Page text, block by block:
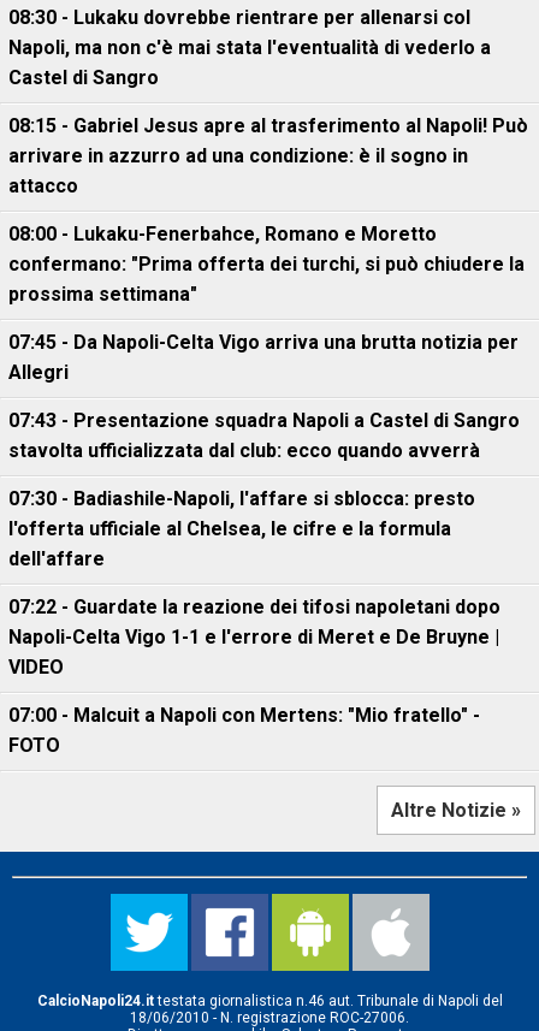
08:30 - Lukaku dovrebbe rientrare per allenarsi col
Napoli, ma non c'è mai stata l'eventualità di vederlo a
Castel di Sangro
08:15 - Gabriel Jesus apre al trasferimento al Napoli! Può
arrivare in azzurro ad una condizione: è il sogno in
attacco
08:00 - Lukaku-Fenerbahce, Romano e Moretto
confermano: "Prima offerta dei turchi, si può chiudere la
prossima settimana"
07:45 - Da Napoli-Celta Vigo arriva una brutta notizia per
Allegri
07:43 - Presentazione squadra Napoli a Castel di Sangro
stavolta ufficializzata dal club: ecco quando avverrà
07:30 - Badiashile-Napoli, l'affare si sblocca: presto
l'offerta ufficiale al Chelsea, le cifre e la formula
dell'affare
07:22 - Guardate la reazione dei tifosi napoletani dopo
Napoli-Celta Vigo 1-1 e l'errore di Meret e De Bruyne |
VIDEO
07:00 - Malcuit a Napoli con Mertens: "Mio fratello" -
FOTO
Altre Notizie »
CalcioNapoli24.ittestata giornalistica n.46 aut. Tribunale di Napoli del
18/06/2010 - N. registrazione ROC-27006.